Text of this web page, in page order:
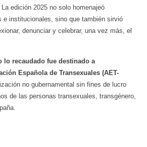
edición 2025 no solo homenajeó
e institucionales, sino que también sirvió
denunciar y celebrar, una vez más, el
lo recaudado fue destinado a
Española de Transexuales (AET-
no gubernamental sin fines de lucro
de las personas transexuales, transgénero,